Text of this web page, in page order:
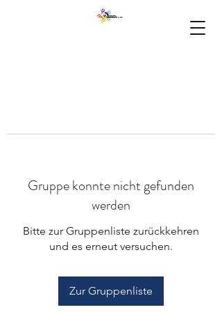
Gruppe konnte nicht gefunden
werden
Bitte zur Gruppenliste zurückkehren
und es erneut versuchen.
Zur Gruppenliste